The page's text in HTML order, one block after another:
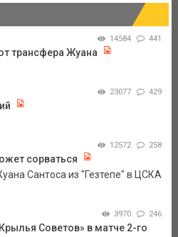
14584 441
трансфера Жуана
23077 429
12572 258
сорваться
Сантоса из "Гезтепе" в ЦСКА
3970 246
Советов» в матче 2-го